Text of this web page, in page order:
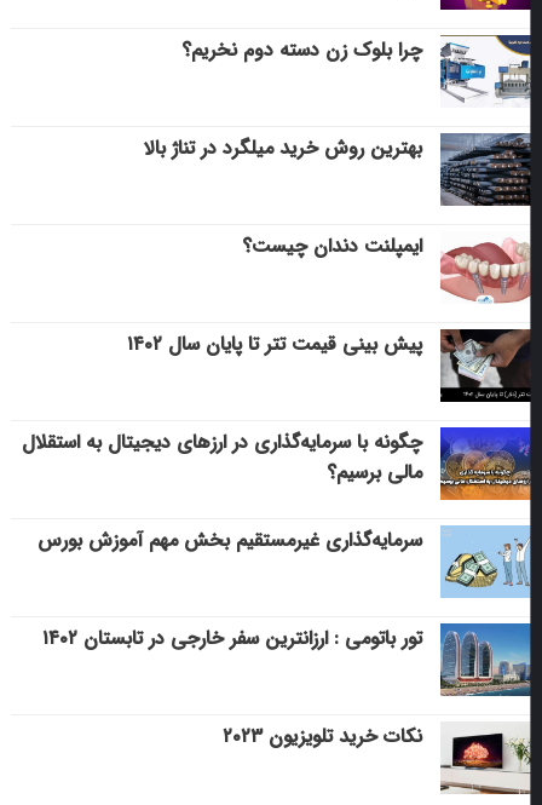
چرا بلوک زن دسته دوم نخریم؟
بهترین روش خرید میلگرد در تناژ بالا
ایمپلنت دندان چیست؟
پیش بینی قیمت تتر تا پایان سال ۱۴۰۲
چگونه با سرمایه‌گذاری در ارزهای دیجیتال به استقلال
مالی برسیم؟
سرمایه‌گذاری غیرمستقیم بخش مهم آموزش بورس
تور باتومی : ارزانترین سفر خارجی در تابستان ۱۴۰۲
نکات خرید تلویزیون ۲۰۲۳